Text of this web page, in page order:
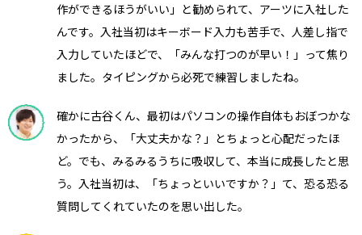
作ができるほうがいい」と勧められて、アーツに入社した
んです。入社当初はキーボード入力も苦手で、人差し指で
入力していたほどで、「みんな打つのが早い！」って焦り
ました。タイピングから必死で練習しましたね。
確かに古谷くん、最初はパソコンの操作自体もおぼつかな
かったから、「大丈夫かな？」とちょっと心配だったほ
ど。でも、みるみるうちに吸収して、本当に成長したと思
う。入社当初は、「ちょっといいですか？」て、恐る恐る
質問してくれていたのを思い出した。